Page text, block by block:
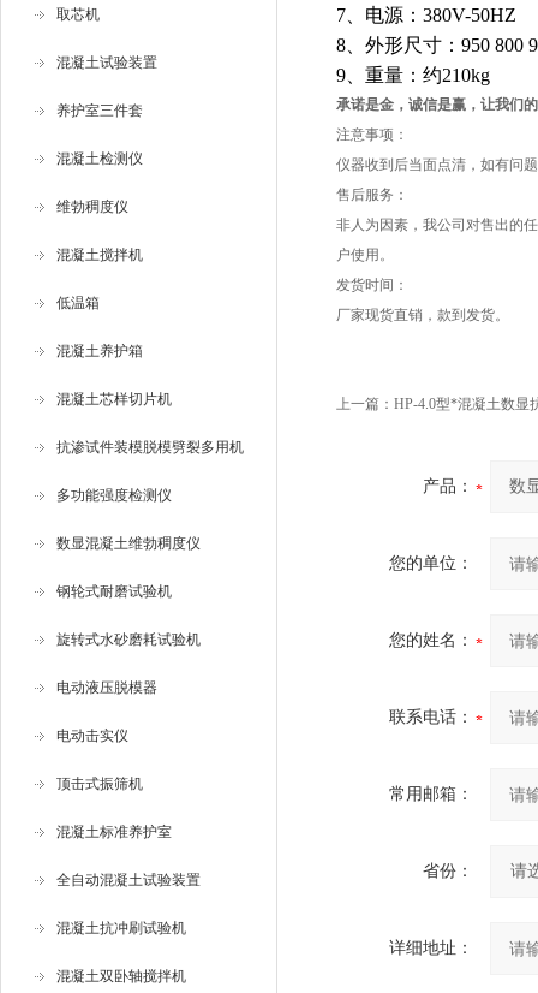
取芯机
混凝土试验装置
养护室三件套
混凝土检测仪
维勃稠度仪
混凝土搅拌机
低温箱
混凝土养护箱
混凝土芯样切片机
抗渗试件装模脱模劈裂多用机
多功能强度检测仪
数显混凝土维勃稠度仪
钢轮式耐磨试验机
旋转式水砂磨耗试验机
电动液压脱模器
电动击实仪
顶击式振筛机
混凝土标准养护室
全自动混凝土试验装置
混凝土抗冲刷试验机
混凝土双卧轴搅拌机
7 、电源： 380V-50HZ
8 、外形尺寸： 950 800
9 、重量：约210kg
承诺是金，诚信是赢，让我们
注意事项：
仪器收到后当面点清，如有问
售后服务：
非人为因素，我公司对售出的
户使用。
发货时间：
厂家现货直销，款到发货。
上一篇： HP-4.0型*混凝土数显
产品：
您的单位：
您的姓名：
联系电话：
常用邮箱：
省份：
详细地址：